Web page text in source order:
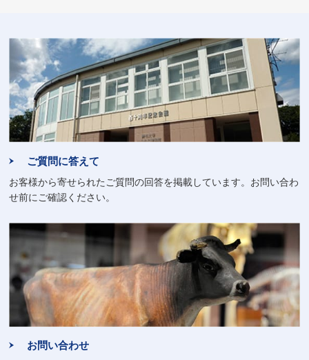
ご質問に答えて
お客様から寄せられたご質問の回答を掲載しています。お問い合わ
せ前にご確認ください。
お問い合わせ